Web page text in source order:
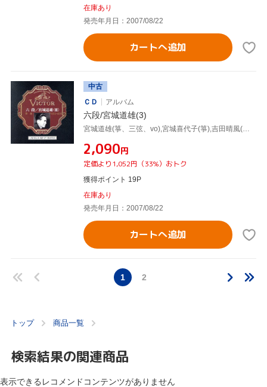
在庫あり
発売年月日：2007/08/22
カートへ追加
中古
ＣＤ
アルバム
六段/宮城道雄(3)
宮城道雄(箏、三弦、vo),宮城喜代子(箏),吉田晴風(尺八)
¥2,090円
定価より1,052円（33%）おトク
獲得ポイント 19P
在庫あり
発売年月日：2007/08/22
カートへ追加
1 2
トップ 商品一覧
検索結果の関連商品
表示できるレコメンドコンテンツがありません